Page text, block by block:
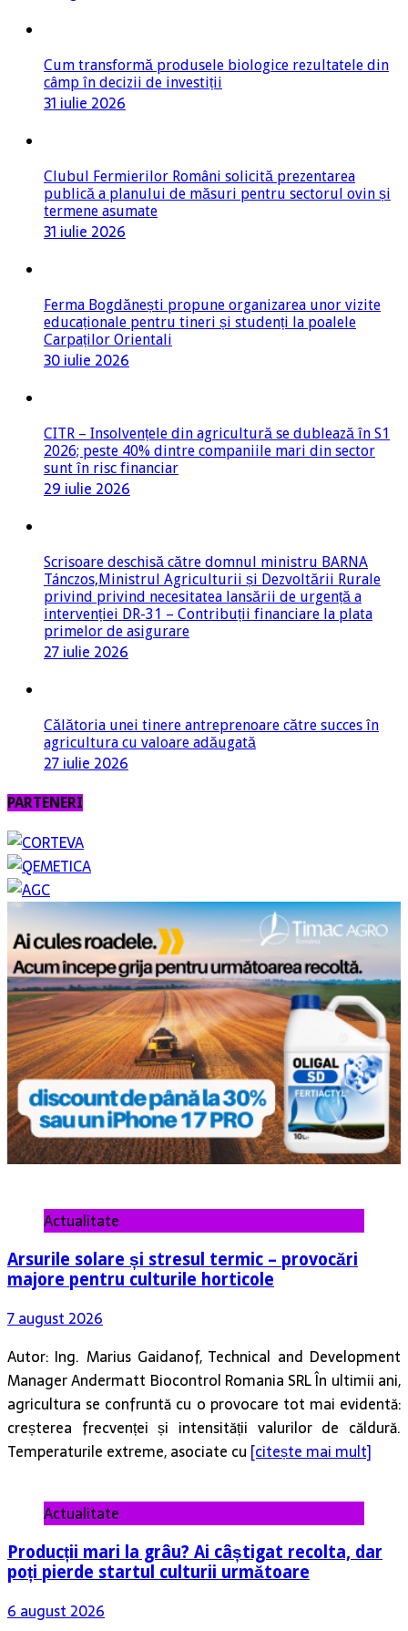
Cum transformă produsele biologice rezultatele din
câmp în decizii de investiții
31 iulie 2026
Clubul Fermierilor Români solicită prezentarea
publică a planului de măsuri pentru sectorul ovin și
termene asumate
31 iulie 2026
Ferma Bogdănești propune organizarea unor vizite
educaționale pentru tineri și studenți la poalele
Carpaților Orientali
30 iulie 2026
CITR – Insolvențele din agricultură se dublează în S1
2026; peste 40% dintre companiile mari din sector
sunt în risc financiar
29 iulie 2026
Scrisoare deschisă către domnul ministru BARNA
Tánczos,Ministrul Agriculturii și Dezvoltării Rurale
privind privind necesitatea lansării de urgență a
intervenției DR-31 – Contribuții financiare la plata
primelor de asigurare
27 iulie 2026
Călătoria unei tinere antreprenoare către succes în
agricultura cu valoare adăugată
27 iulie 2026
PARTENERI
Actualitate
Arsurile solare și stresul termic – provocări
majore pentru culturile horticole
7 august 2026
Autor: Ing. Marius Gaidanof, Technical and Development
Manager Andermatt Biocontrol Romania SRL În ultimii ani,
agricultura se confruntă cu o provocare tot mai evidentă:
creșterea frecvenței și intensității valurilor de căldură.
Temperaturile extreme, asociate cu [citește mai mult]
Actualitate
Producții mari la grâu? Ai câștigat recolta, dar
poți pierde startul culturii următoare
6 august 2026